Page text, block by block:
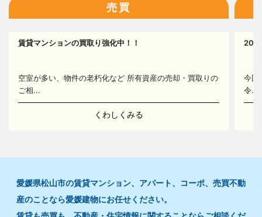
16
売買
賃貸マンションの買取り強化中！！
空室が多い、物件の老朽化など 所有資産の売却・買取りの
ご相...
くわしくみる
今回
令...
愛媛県松山市の賃貸マンション、アパート、コーポ、売買不動
産のことなら愛媛建物にお任せください。